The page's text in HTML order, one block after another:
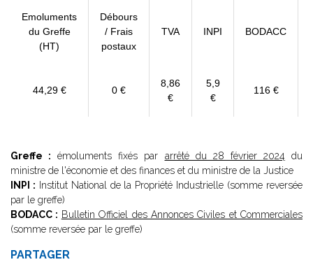
Emoluments
du Greffe
(HT)
Débours
/ Frais
postaux
TVA INPI BODACC
44,29 € 0 €
8,86
€
5,9
€
116 €
Greffe : émoluments fixés par arrêté du 28 février 2024 du
ministre de l'économie et des finances et du ministre de la Justice
INPI : Institut National de la Propriété Industrielle (somme reversée
par le greffe)
BODACC : Bulletin Officiel des Annonces Civiles et Commerciales
(somme reversée par le greffe)
PARTAGER